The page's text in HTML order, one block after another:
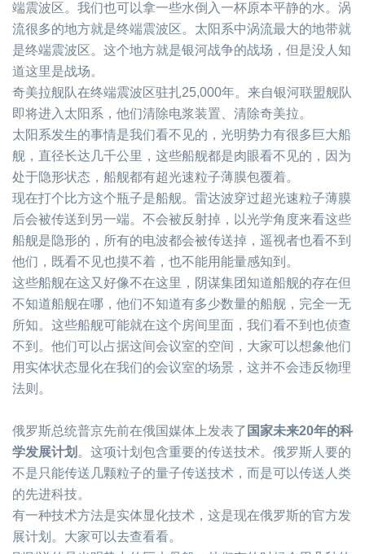
端震波区。我们也可以拿一些水倒入一杯原本平静的水。涡
流很多的地方就是终端震波区。太阳系中涡流最大的地带就
是终端震波区。这个地方就是银河战争的战场，但是没人知
道这里是战场。
奇美拉舰队在终端震波区驻扎25,000年。来自银河联盟舰队
即将进入太阳系，他们清除电浆装置、清除奇美拉。
太阳系发生的事情是我们看不见的，光明势力有很多巨大船
舰，直径长达几千公里，这些船舰都是肉眼看不见的，因为
处于隐形状态，船舰都有超光速粒子薄膜包覆着。
现在打个比方这个瓶子是船舰。雷达波穿过超光速粒子薄膜
后会被传送到另一端。不会被反射掉，以光学角度来看这些
船舰是隐形的，所有的电波都会被传送掉，遥视者也看不到
他们， 既看不见也摸不着，也不能用能量感知到。
这些船舰在这又好像不在这里，阴谋集团知道船舰的存在但
不知道船舰在哪，他们不知道有多少数量的船舰，完全一无
所知。这些船舰可能就在这个房间里面，我们看不到也侦查
不到。他们可以占据这间会议室的空间，大家可以想象他们
用实体状态显化在我们的会议室的场景，这并不会违反物理
法则。
俄罗斯总统普京先前在俄国媒体上发表了 国家未来20年的科
学发展计划 。这项计划包含重要的传送技术。俄罗斯人要的
不是只能传送几颗粒子的量子传送技术，而是可以传送人类
的先进科技。
有一种技术方法是实体显化技术，这是现在俄罗斯的官方发
展计划。大家可以去查看看。